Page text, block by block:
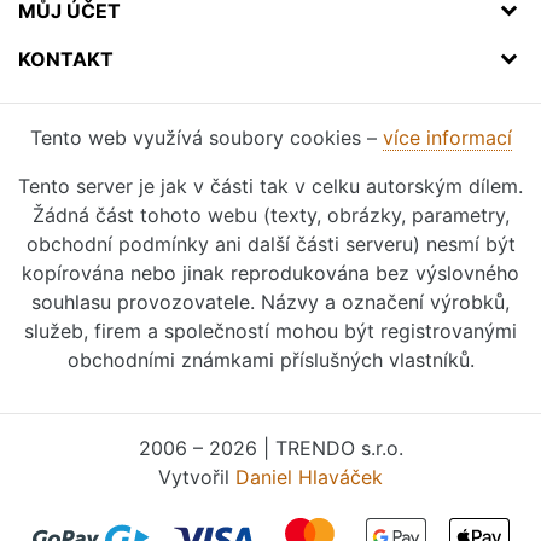
MŮJ ÚČET
KONTAKT
Tento web využívá soubory cookies – více informací
Tento server je jak v části tak v celku autorským dílem.
Žádná část tohoto webu (texty, obrázky, parametry,
obchodní podmínky ani další části serveru) nesmí být
kopírována nebo jinak reprodukována bez výslovného
souhlasu provozovatele. Názvy a označení výrobků,
služeb, firem a společností mohou být registrovanými
obchodními známkami příslušných vlastníků.
2006 – 2026 | TRENDO s.r.o.
Vytvořil Daniel Hlaváček